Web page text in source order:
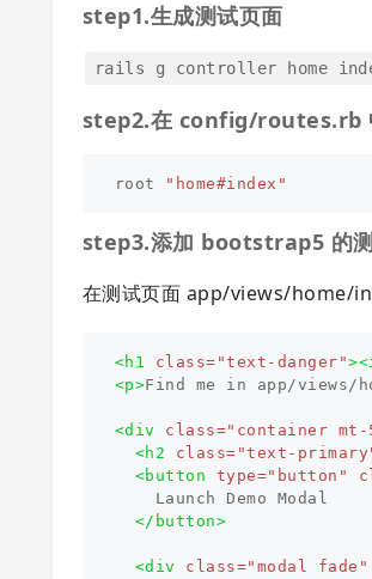
step1.生成测试页面
rails g controller home
step2.在 config/routes.rb
root "home#index"
step3.添加 bootstrap5 的
在测试页面 app/views/home/
<h1 class= "text-danger"
<p>Find me in app/views/
<div class="container mt-
<h2
class= "text-
<button
type="button"
    Launch Demo Modal
</button>
<div class="modal fade"